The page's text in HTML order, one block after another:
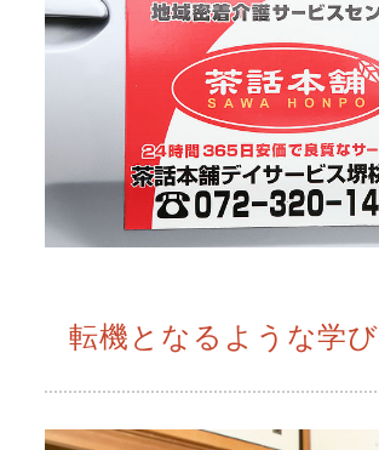
転機となるような学び